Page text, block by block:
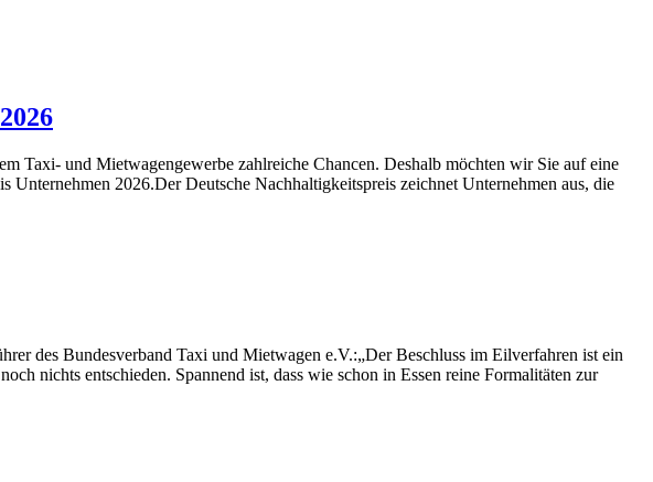
Taxi- und Mietwagengewerbe zahlreiche Chancen. Deshalb möchten wir Sie auf eine
2026.Der Deutsche Nachhaltigkeitspreis zeichnet Unternehmen aus, die
des Bundesverband Taxi und Mietwagen e.V.:„Der Beschluss im Eilverfahren ist ein
nichts entschieden. Spannend ist, dass wie schon in Essen reine Formalitäten zur